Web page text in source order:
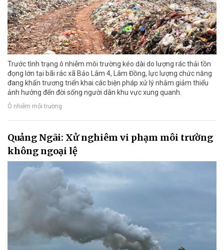
Trước tình trạng ô nhiễm môi trường kéo dài do lượng rác thải tồn
đọng lớn tại bãi rác xã Bảo Lâm 4, Lâm Đồng, lực lượng chức năng
đang khẩn trương triển khai các biện pháp xử lý nhằm giảm thiểu
ảnh hưởng đến đời sống người dân khu vực xung quanh.
Ô nhiễm môi trường
Quảng Ngãi: Xử nghiêm vi phạm môi trường
không ngoại lệ